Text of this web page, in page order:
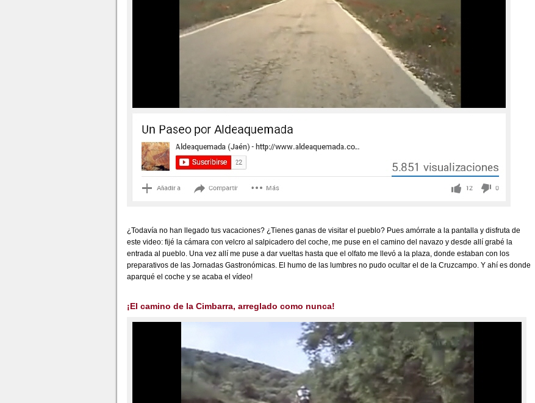
¿Todavía no han llegado tus vacaciones? ¿Tienes ganas de visitar el pueblo? Pues amórrate a la pantalla y disfruta de
este video: fijé la cámara con velcro al salpicadero del coche, me puse en el camino del navazo y desde allí grabé la
entrada al pueblo. Una vez allí me puse a dar vueltas hasta que el olfato me llevó a la plaza, donde estaban con los
preparativos de las Jornadas Gastronómicas. El humo de las lumbres no pudo ocultar el de la Cruzcampo. Y ahí es donde
aparqué el coche y se acaba el vídeo!
¡El camino de la Cimbarra, arreglado como nunca!